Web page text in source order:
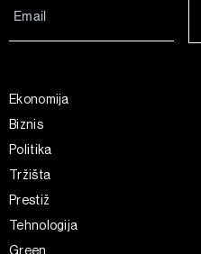
Ekonomija
Biznis
Politika
Tržišta
Prestiž
Tehnologija
Green